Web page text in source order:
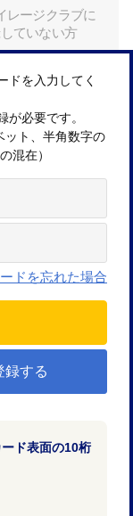
レージクラブに
ていない方
ドを入力してく
が必要です。
ト、半角数字の
混在）
ドを忘れた場合
録する
ード表面の10桁